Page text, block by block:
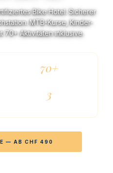
Bike Hotel. Sicherer
MTB-Kurse, Kinder-
70+ Aktivitäten inklusive.
70+
3
— AB CHF 490